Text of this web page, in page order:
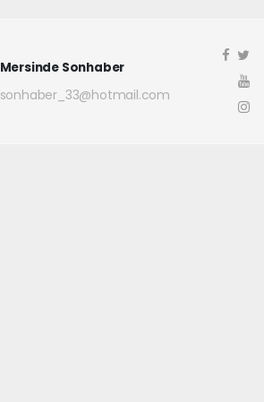
Mersinde Sonhaber
sonhaber_33@hotmail.com